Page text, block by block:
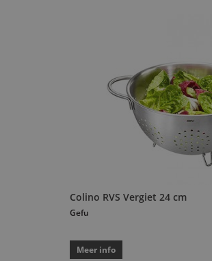
Colino RVS Vergiet 24 cm
Gefu
Meer info